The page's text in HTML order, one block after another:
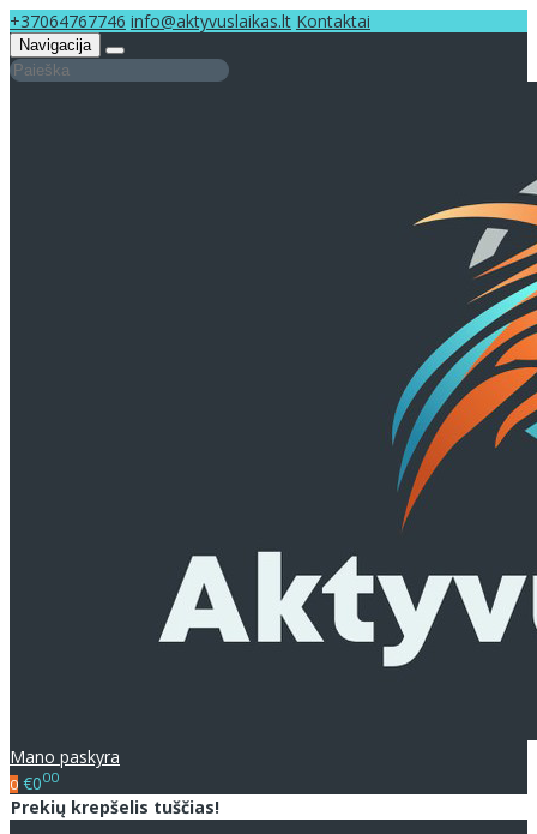
+37064767746 info@aktyvuslaikas.lt Kontaktai
Navigacija
Mano paskyra
0 €000
Prekių krepšelis tuščias!